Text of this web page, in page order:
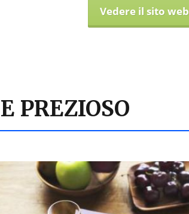
Vedere il sito web
PREZIOSO